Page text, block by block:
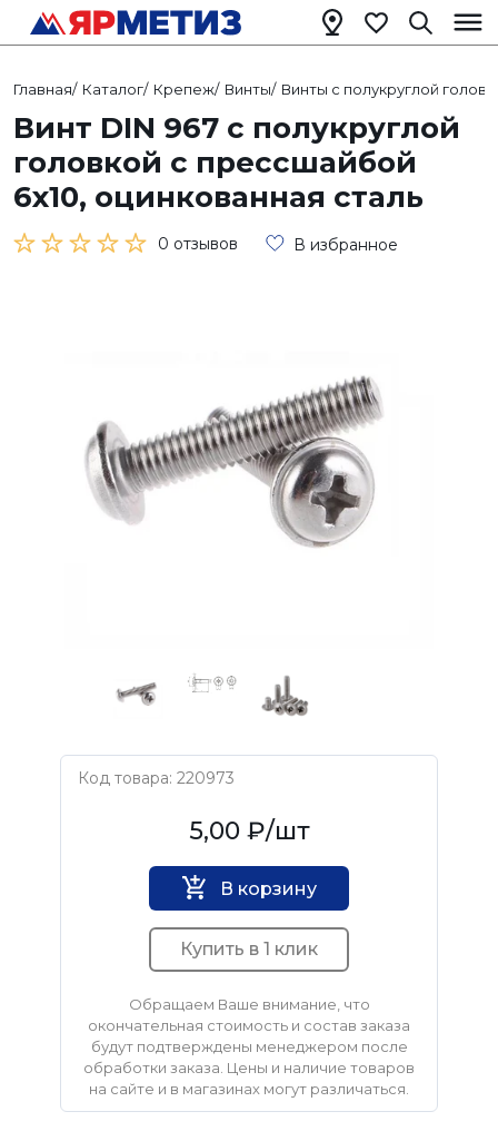
Главная/ Каталог/ Крепеж/ Винты/ Винты с полукруглой
Винт DIN 967 с полукруглой
головкой с прессшайбой
6х10, оцинкованная сталь
0 отзывов В избранное
Код товара: 220973
5,00 ₽/шт
В корзину
Купить в 1 клик
Обращаем Ваше внимание, что
окончательная стоимость и состав заказа
будут подтверждены менеджером после
обработки заказа. Цены и наличие товаров
на сайте и в магазинах могут различаться.